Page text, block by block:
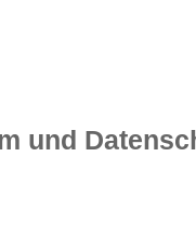
und